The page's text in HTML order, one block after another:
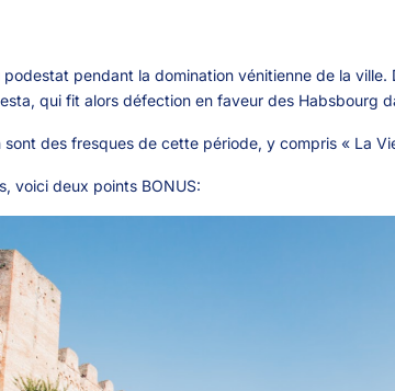
pendant la domination vénitienne de la
qui fit alors défection en faveur des Habsbourg
sont des fresques de cette période, y compris « La
voici deux points BONUS: